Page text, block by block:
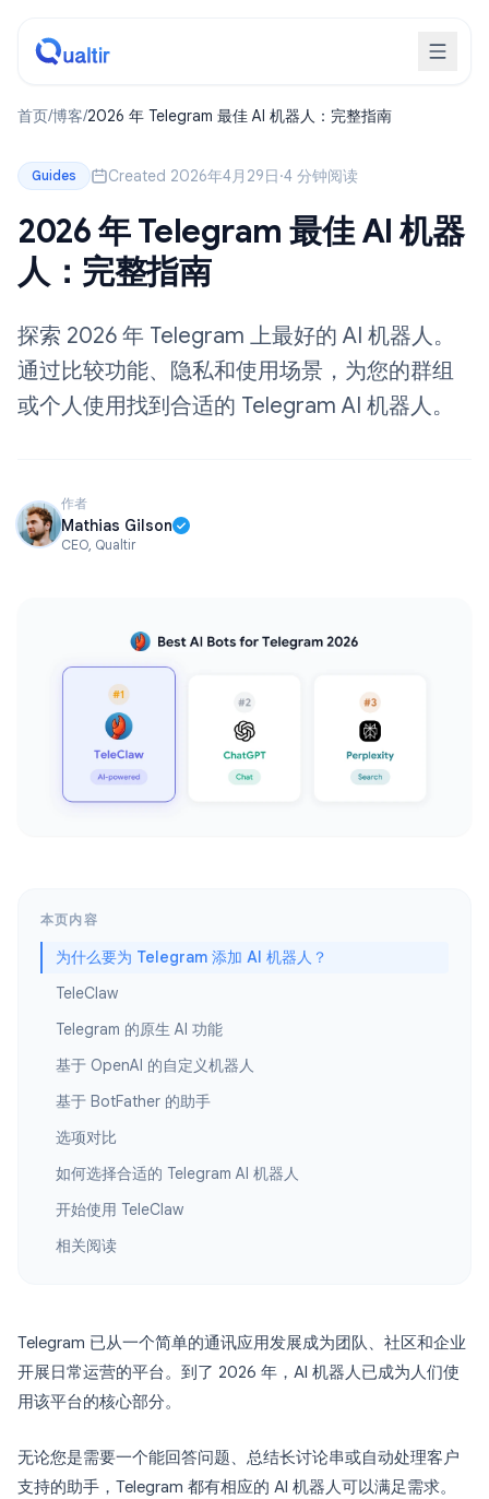
首页/博客/2026 年 Telegram 最佳 AI 机器人：完整指南
Guides Created 2026年4月29日·4 分钟阅读
2026 年 Telegram 最佳 AI 机器
人：完整指南
探索 2026 年 Telegram 上最好的 AI 机器人。
通过比较功能、隐私和使用场景，为您的群组
或个人使用找到合适的 Telegram AI 机器人。
作者
Mathias Gilson
CEO, Qualtir
本页内容
为什么要为 Telegram 添加 AI 机器人？
TeleClaw
Telegram 的原生 AI 功能
基于 OpenAI 的自定义机器人
基于 BotFather 的助手
选项对比
如何选择合适的 Telegram AI 机器人
开始使用 TeleClaw
相关阅读
Telegram 已从一个简单的通讯应用发展成为团队、社区和企业
开展日常运营的平台。到了 2026 年，AI 机器人已成为人们使
用该平台的核心部分。
无论您是需要一个能回答问题、总结长讨论串或自动处理客户
支持的助手，Telegram 都有相应的 AI 机器人可以满足需求。